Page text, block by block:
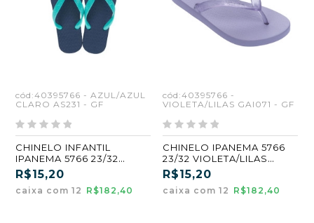
cód:40395766 - AZUL/AZUL
CLARO AS231 - GF
CHINELO INFANTIL
IPANEMA 5766 23/32
AZUL/AZUL CLARO
(GAS231) (GF)
R$15,20
caixa com 12 R$182,40
cód:40395766 -
VIOLETA/LILAS GAI071 - GF
CHINELO IPANEMA 5766
23/32 VIOLETA/LILAS
(GAI071) (GF)
R$15,20
caixa com 12 R$182,40